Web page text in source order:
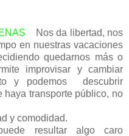
Nos da libertad, nos
en nuestras vacaciones
quedarnos más o
improvisar y cambiar
y podemos descubrir
haya transporte público, no
y comodidad.
resultar algo caro